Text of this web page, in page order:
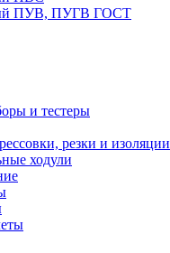
ПУВ, ПУГВ ГОСТ
и тестеры
резки и изоляции
ходули